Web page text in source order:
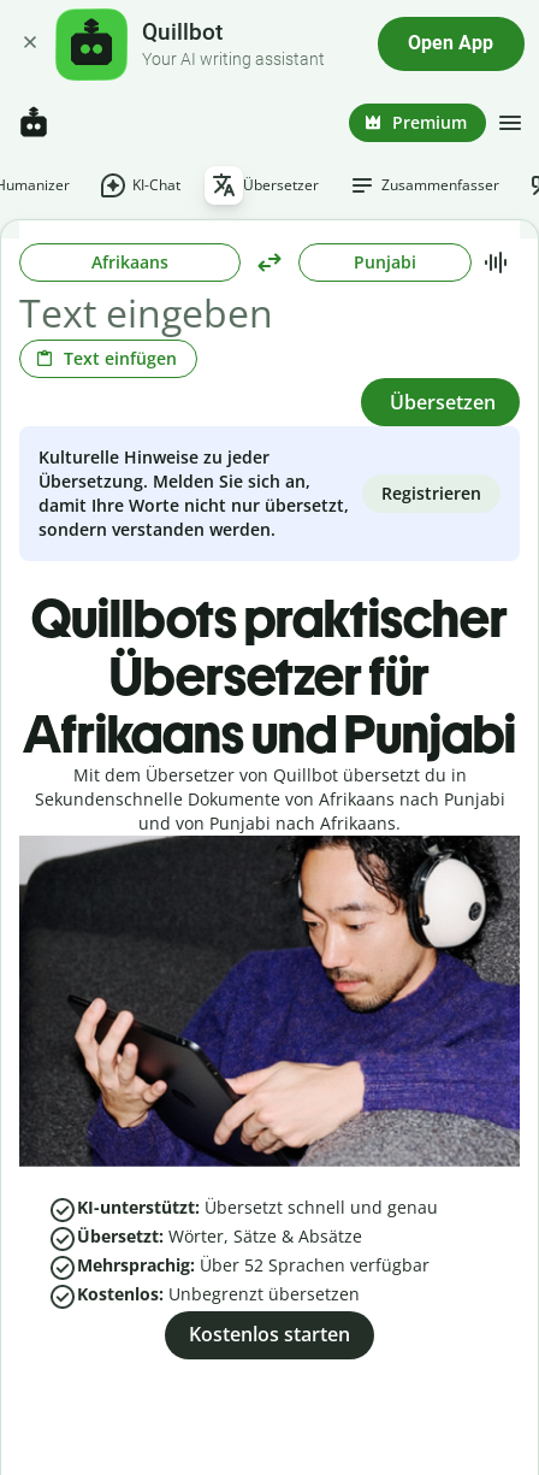
Quillbot
Your AI writing assistant
Open App
Premium
KI-Chat Übersetzer Zusammenfasser
Afrikaans Punjabi
Text einfügen
Übersetzen
Kulturelle Hinweise zu jeder
Übersetzung. Melden Sie sich an,
damit Ihre Worte nicht nur übersetzt,
sondern verstanden werden.
Registrieren
Quillbots praktischer
Übersetzer für
Afrikaans und Punjabi
Mit dem Übersetzer von Quillbot übersetzt du in
Sekundenschnelle Dokumente von Afrikaans nach Punjabi
und von Punjabi nach Afrikaans.
KI-unterstützt: Übersetzt schnell und genau
Übersetzt: Wörter, Sätze & Absätze
Mehrsprachig: Über 52 Sprachen verfügbar
Kostenlos: Unbegrenzt übersetzen
Kostenlos starten